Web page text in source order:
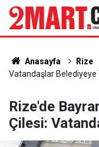
Anasayfa Rize
Vatandaşlar Belediyeye
Rize'de
Çilesi: